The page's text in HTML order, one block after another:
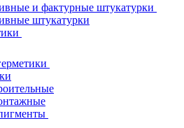
и фактурные штукатурки
штукатурки